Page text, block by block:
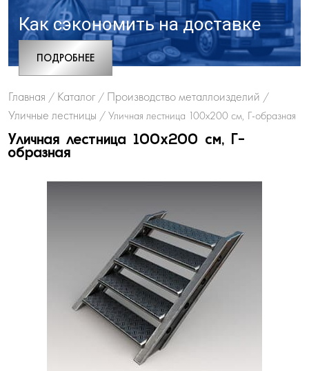
Как сэкономить на доставке
ПОДРОБНЕЕ
Главная / Каталог / Производство металлоизделий /
Уличные лестницы /Уличная лестница 100х200 см, Г-образная
Уличная лестница 100х200 см, Г-
образная